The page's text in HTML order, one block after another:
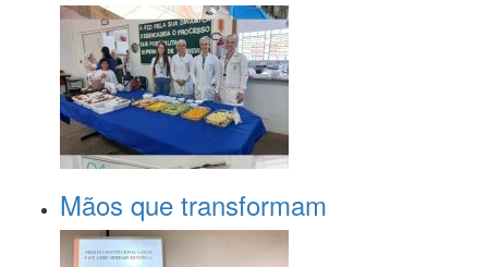
Mãos que transformam